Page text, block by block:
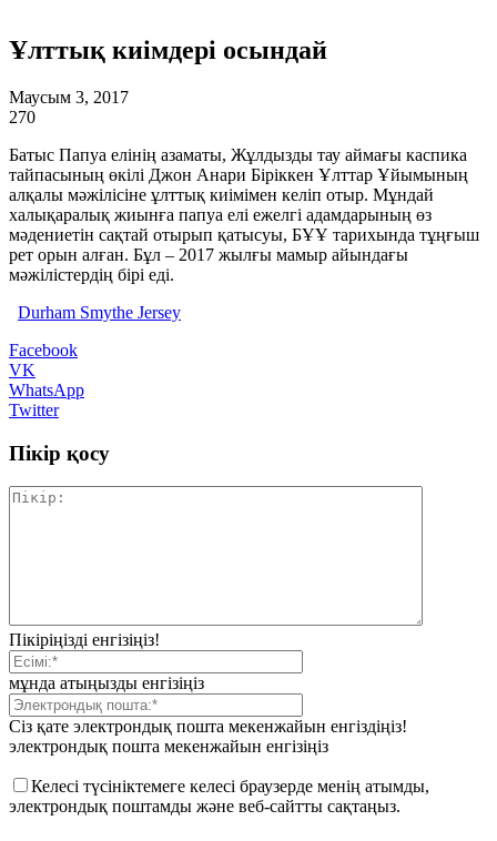
Ұлттық киімдері осындай
Маусым 3, 2017
270
Батыс Папуа елінің азаматы, Жұлдызды тау аймағы каспика
тайпасының өкілі Джон Анари Біріккен Ұлттар Ұйымының
алқалы мәжілісіне ұлттық киімімен келіп отыр. Мұндай
халықаралық жиынға папуа елі ежелгі адамдарының өз
мәдениетін сақтай отырып қатысуы, БҰҰ тарихында тұңғыш
рет орын алған. Бұл – 2017 жылғы мамыр айындағы
мәжілістердің бірі еді.
Durham Smythe Jersey
Facebook
VK
WhatsApp
Twitter
Пікір қосу
Пікіріңізді енгізіңіз!
мұнда атыңызды енгізіңіз
Сіз қате электрондық пошта мекенжайын енгіздіңіз!
электрондық пошта мекенжайын енгізіңіз
Келесі түсініктемеге келесі браузерде менің атымды,
электрондық поштамды және веб-сайтты сақтаңыз.